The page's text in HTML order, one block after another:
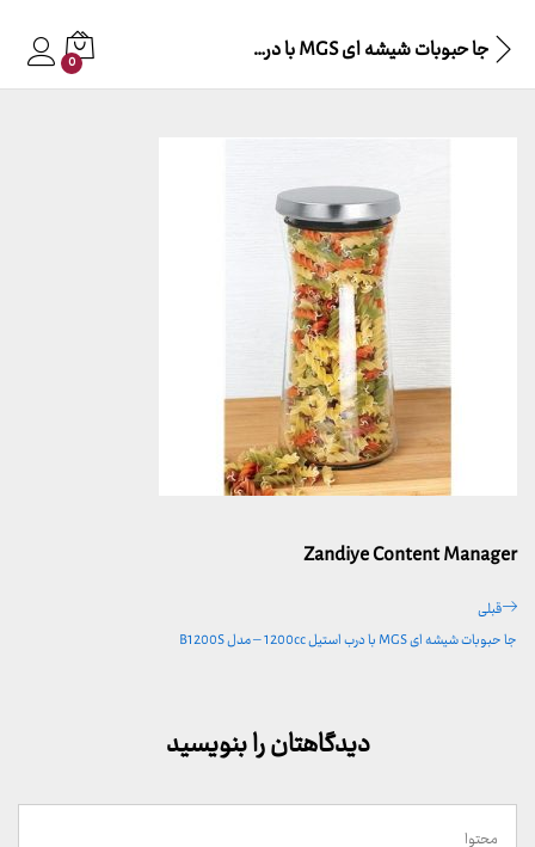
جا حبوبات شیشه ای MGS با درب استیل 1200cc – مدل B1200S 0
Zandiye Content Manager
راهبری
نوشته
پست
قبلی
قبلی
جا حبوبات شیشه ای MGS با درب استیل 1200cc – مدل B1200S
دیدگاهتان را بنویسید